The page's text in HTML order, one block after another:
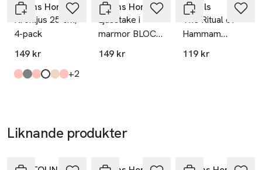
Djup: 10 cm
Åhléns AB
Dalagatan 100
Sweden
info.hk@ahlens.se
Åhléns Home
Kronljus 25 cm,
4-pack
149 kr
Produkten finns i färgerna:
Strong Pink,
Warm Grey,
Soft Pink,
White,
Peach,
Lt Pink, +2
Åhléns Home
Ljusstake i
marmor BLOCK
10 cm
149 kr
Rituals
The Ritual of
Hammam
Shower Oil
119 kr
Liknande produkter